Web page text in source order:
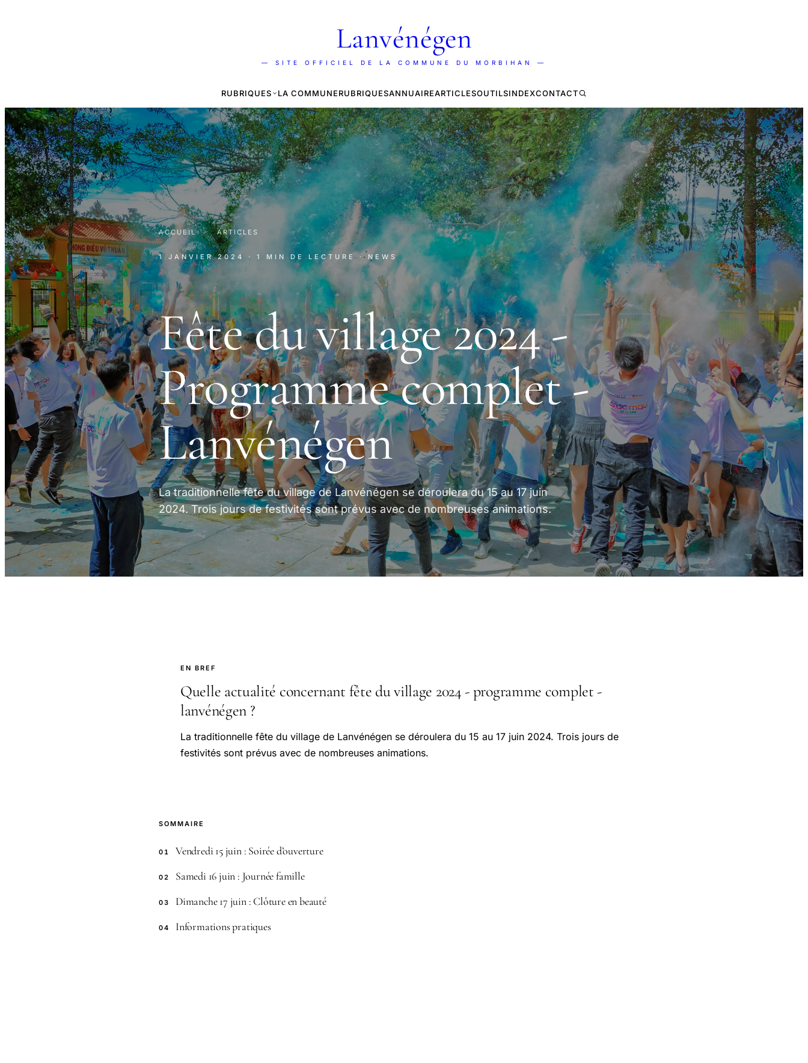
Lanvénégen
— SITE OFFICIEL DE LA COMMUNE DU MORBIHAN —
RUBRIQUES LA COMMUNERUBRIQUESANNUAIREARTICLESOUTILSINDEXCONTACT
ACCUEIL · ARTICLES
1 JANVIER 2024 · 1 MIN DE LECTURE · NEWS
Fête du village 2024 -
Programme complet -
Lanvénégen
La traditionnelle fête du village de Lanvénégen se déroulera du 15 au 17 juin
2024. Trois jours de festivités sont prévus avec de nombreuses animations.
EN BREF
Quelle actualité concernant fête du village 2024 - programme complet -
lanvénégen ?
La traditionnelle fête du village de Lanvénégen se déroulera du 15 au 17 juin 2024. Trois jours de
festivités sont prévus avec de nombreuses animations.
SOMMAIRE
01 Vendredi 15 juin : Soirée d’ouverture
02 Samedi 16 juin : Journée famille
03 Dimanche 17 juin : Clôture en beauté
04 Informations pratiques